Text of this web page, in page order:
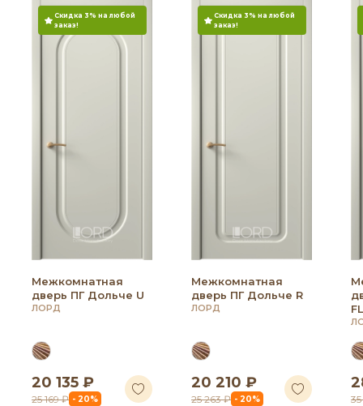
Скидка 3% на любой
заказ!
Межкомнатная
дверь ПГ Дольче U
ЛОРД
20 135 ₽
25 169 ₽ - 20%
Скидка 3% на любой
заказ!
Межкомнатная
дверь ПГ Дольче R
ЛОРД
20 210 ₽
25 263 ₽ - 20%